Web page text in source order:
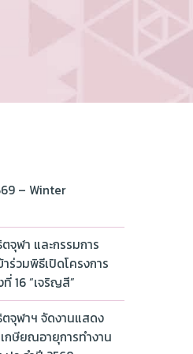
– Winter
จุฬา และกรรมการ
ร่วมพิธีเปิดโครงการ
16 “เจริญสี”
จุฬาฯ จัดงานแสดง
กษียณอายุการทำงาน